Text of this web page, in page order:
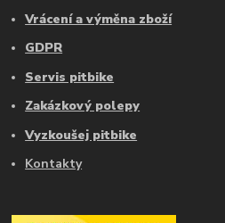
Vrácení a výměna zboží
GDPR
Servis pitbike
Zakázkový polepy
Vyzkoušej pitbike
Kontakty